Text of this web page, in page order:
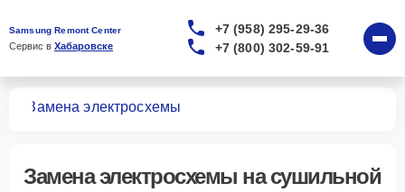
Samsung Remont Center
Сервис в Хабаровске
+7 (958) 295-29-36
+7 (800) 302-59-91
Замена электросхемы
Замена электросхемы на сушильной